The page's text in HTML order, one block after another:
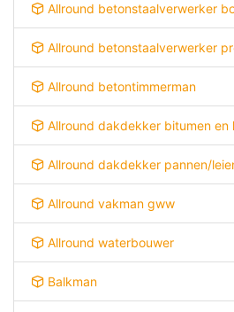
Allround betonstaalverwerker
Allround betonstaalverwerker
Allround betontimmerman
Allround dakdekker bitumen en
Allround dakdekker pannen/
Allround vakman gww
Allround waterbouwer
Balkman